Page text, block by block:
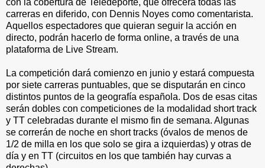
con la cobertura de Teledeporte, que ofrecerá todas las
carreras en diferido, con Dennis Noyes como comentarista.
Aquellos espectadores que quieran seguir la acción en
directo, podrán hacerlo de forma online, a través de una
plataforma de Live Stream.
La competición dará comienzo en junio y estará compuesta
por siete carreras puntuables, que se disputarán en cinco
distintos puntos de la geografía española. Dos de esas citas
serán dobles con competiciones de la modalidad short track
y TT celebradas durante el mismo fin de semana. Algunas
se correrán de noche en short tracks (óvalos de menos de
1/2 de milla en los que solo se gira a izquierdas) y otras de
día y en TT (circuitos en los que también hay curvas a